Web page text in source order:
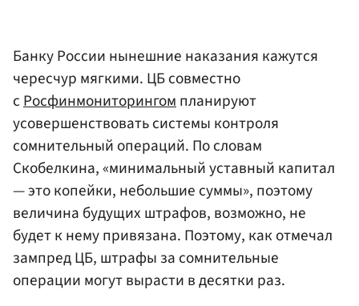
Банку России нынешние наказания кажутся
чересчур мягкими. ЦБ совместно
сРосфинмониторингомпланируют
усовершенствовать системы контроля
сомнительный операций. По словам
Скобелкина, «минимальный уставный капитал
— это копейки, небольшие суммы», поэтому
величина будущих штрафов, возможно, не
будет к нему привязана. Поэтому, как отмечал
зампред ЦБ, штрафы за сомнительные
операции могут вырасти в десятки раз.